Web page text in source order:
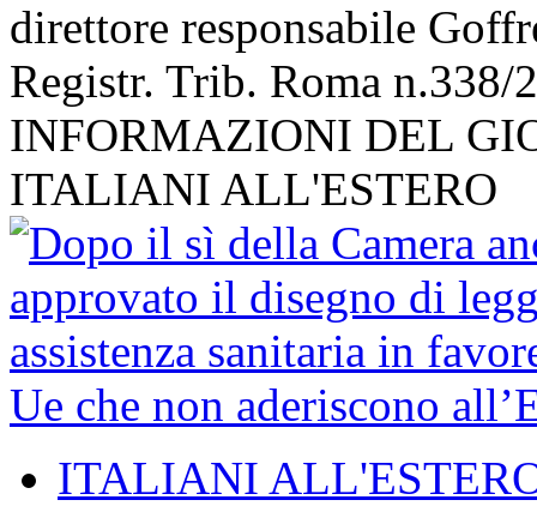
direttore responsabile
Registr. Trib. Roma n.338/
INFORMAZIONI DEL
ITALIANI ALL'ESTERO
ITALIANI